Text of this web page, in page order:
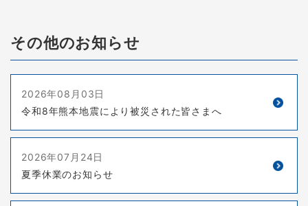
その他のお知らせ
2026年08月03日
令和8年熊本地震により被災された皆さまへ
2026年07月24日
夏季休業のお知らせ